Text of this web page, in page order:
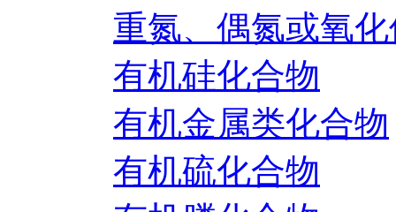
重氮、偶氮或氧
有机硅化合物
有机金属类化合物
有机硫化合物